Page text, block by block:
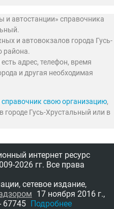
и автостанции» справочника
и автовокзалов города Гусь-
района.
адрес, телефон, время
и другая необходимая
свою организацию,
городе Гусь-Хрустальный или в
интернет ресурс
2026 гг. Все права
сетевое издание,
17 ноября 2016 г.,
Подробнее